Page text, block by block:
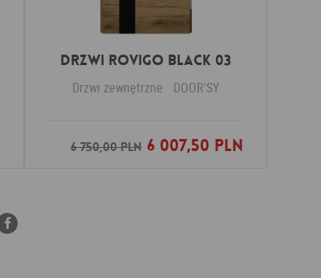
DRZWI ROVIGO BLACK 03
Drzwi zewnętrzne DOOR'SY
6 750,00 PLN6 007,50 PLN
Dodaj do ulubionych